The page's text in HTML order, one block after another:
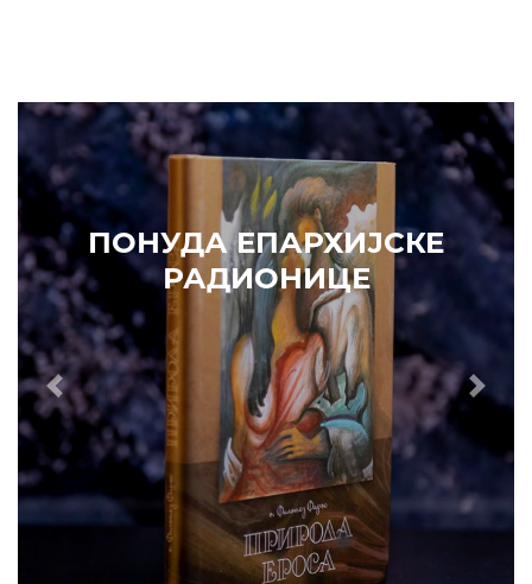
ПОНУДА ЕПАРХИЈСКЕ
РАДИОНИЦЕ
КУПИТЕ
Prethodni